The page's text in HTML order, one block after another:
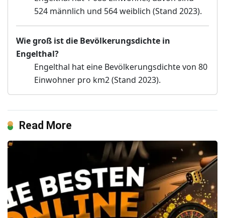
524 männlich und 564 weiblich (Stand 2023).
Wie groß ist die Bevölkerungsdichte in
Engelthal?
Engelthal hat eine Bevölkerungsdichte von 80
Einwohner pro km2 (Stand 2023).
Read More